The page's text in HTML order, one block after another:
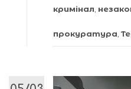
кримінал
прокуратура